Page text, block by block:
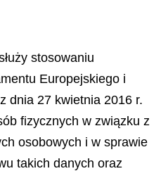
stosowaniu
Europejskiego i
dnia 27 kwietnia 2016 r.
fizycznych w związku z
osobowych i w sprawie
takich danych oraz